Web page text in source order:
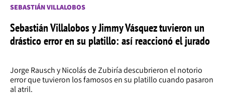
SEBASTIÁN VILLALOBOS
Sebastián Villalobos y Jimmy Vásquez tuvieron un
drástico error en su platillo: así reaccionó el jurado
Jorge Rausch y Nicolás de Zubiría descubrieron el notorio
error que tuvieron los famosos en su platillo cuando pasaron
al atril.